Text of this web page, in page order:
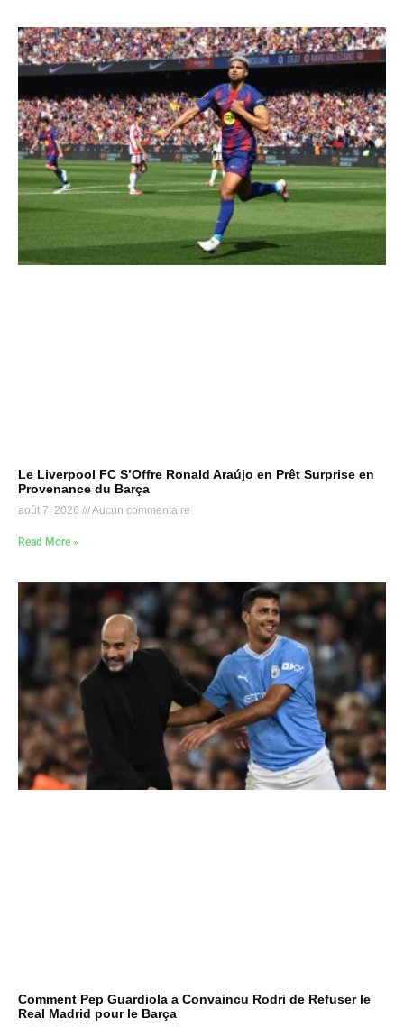
Le Liverpool FC S’Offre Ronald Araújo en Prêt Surprise en
Provenance du Barça
août 7, 2026 Aucun commentaire
Read More »
Comment Pep Guardiola a Convaincu Rodri de Refuser le
Real Madrid pour le Barça